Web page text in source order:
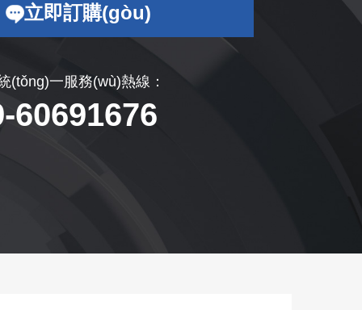
立即訂購(gòu)
(tǒng)一服務(wù)熱線：
60691676